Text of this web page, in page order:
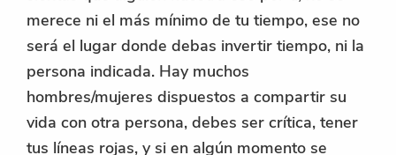
merece ni el más mínimo de tu tiempo, ese no
será el lugar donde debas invertir tiempo, ni la
persona indicada. Hay muchos
hombres/mujeres dispuestos a compartir su
vida con otra persona, debes ser crítica, tener
tus líneas rojas, y si en algún momento se